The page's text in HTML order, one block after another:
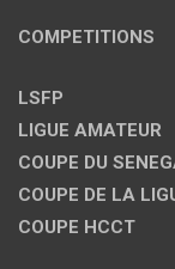
COMPETITIONS
LSFP
LIGUE AMATEUR
COUPE DU
COUPE DE LA
COUPE HCCT